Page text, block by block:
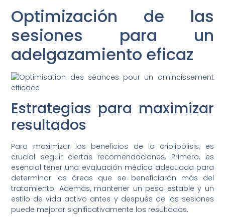
Optimización de las
sesiones para un
adelgazamiento eficaz
Estrategias para maximizar
resultados
Para maximizar los beneficios de la criolipólisis, es
crucial seguir ciertas recomendaciones. Primero, es
esencial tener una evaluación médica adecuada para
determinar las áreas que se beneficiarán más del
tratamiento. Además, mantener un peso estable y un
estilo de vida activo antes y después de las sesiones
puede mejorar significativamente los resultados.